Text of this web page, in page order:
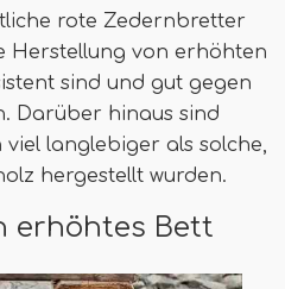
rote Zedernbretter
Herstellung von erhöhten
sind und gut gegen
Darüber hinaus sind
langlebiger als solche,
hergestellt wurden.
erhöhtes Bett